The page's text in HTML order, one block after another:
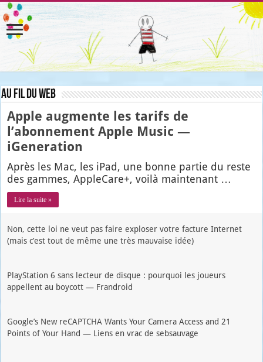
Au fil du web
Apple augmente les tarifs de
l’abonnement Apple Music —
iGeneration
Après les Mac, les iPad, une bonne par­tie du reste
des gammes, Apple­Care+, voi­là main­te­nant …
Lire la suite »
Non, cette loi ne veut pas faire exploser votre facture Internet
(mais c’est tout de même une très mauvaise idée)
PlayStation 6 sans lecteur de disque : pourquoi les joueurs
appellent au boycott — Frandroid
Google’s New reCAPTCHA Wants Your Camera Access and 21
Points of Your Hand — Liens en vrac de sebsauvage